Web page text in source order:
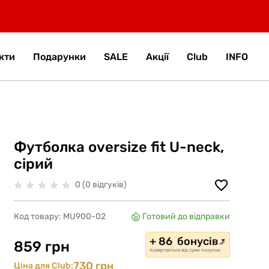
Подарунки SALE Акції Club INFO
Футболка oversize fit U-neck,
сірий
0 (0 відгуків)
Код товару: MU900-02 Готовий до відправки
859 грн + 86 бонусів
повертається від суми покупки
Ціна для Club:730 грн